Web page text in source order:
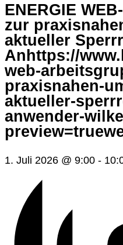
ENERGIE
zur
aktueller
Anhttps://
web-
praxisnahen-
aktueller-
anwender-
1. Juli 2026 @ 9:00 -